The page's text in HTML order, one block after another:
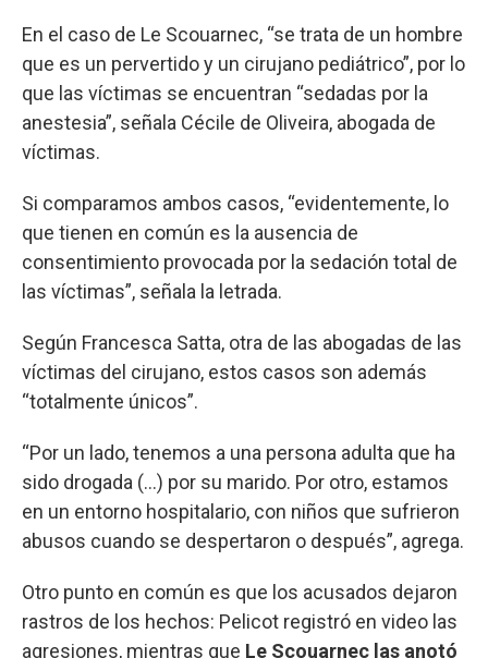
En el caso de Le Scouarnec, “se trata de un hombre
que es un pervertido y un cirujano pediátrico”, por lo
que las víctimas se encuentran “sedadas por la
anestesia”, señala Cécile de Oliveira, abogada de
víctimas.
Si comparamos ambos casos, “evidentemente, lo
que tienen en común es la ausencia de
consentimiento provocada por la sedación total de
las víctimas”, señala la letrada.
Según Francesca Satta, otra de las abogadas de las
víctimas del cirujano, estos casos son además
“totalmente únicos”.
“Por un lado, tenemos a una persona adulta que ha
sido drogada (...) por su marido. Por otro, estamos
en un entorno hospitalario, con niños que sufrieron
abusos cuando se despertaron o después”, agrega.
Otro punto en común es que los acusados dejaron
rastros de los hechos: Pelicot registró en video las
agresiones, mientras que Le Scouarnec las anotó